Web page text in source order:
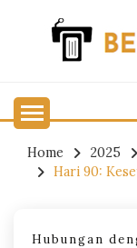
Home 2025
Hari 90:
Hubungan